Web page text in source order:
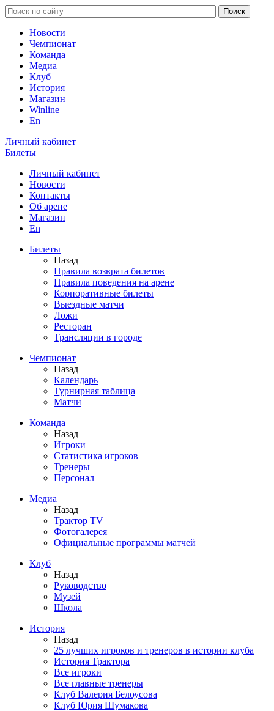
Новости
Чемпионат
Команда
Медиа
Клуб
История
Магазин
Winline
En
Личный кабинет
Билеты
Личный кабинет
Новости
Контакты
Об арене
Магазин
En
Билеты
Назад
Правила возврата билетов
Правила поведения на арене
Корпоративные билеты
Выездные матчи
Ложи
Ресторан
Трансляции в городе
Чемпионат
Назад
Календарь
Турнирная таблица
Матчи
Команда
Назад
Игроки
Статистика игроков
Тренеры
Персонал
Медиа
Назад
Трактор TV
Фотогалерея
Официальные программы матчей
Клуб
Назад
Руководство
Музей
Школа
История
Назад
25 лучших игроков и тренеров в истории клуба
История Трактора
Все игроки
Все главные тренеры
Клуб Валерия Белоусова
Клуб Юрия Шумакова